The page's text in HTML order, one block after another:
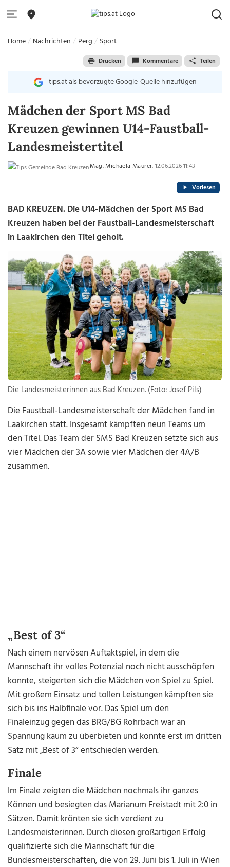
Home Nachrichten Perg Sport
Drucken Kommentare Teilen
tips.at als bevorzugte Google-Quelle hinzufügen
Mädchen der Sport MS Bad
Kreuzen gewinnen U14-Faustball-
Landesmeistertitel
Mag. Michaela Maurer, 12.06.2026 11:43
Vorlesen
BAD KREUZEN. Die U14-Mädchen der Sport MS Bad
Kreuzen haben bei der Faustball-Landesmeisterschaft
in Laakirchen den Titel geholt.
Die Landesmeisterinnen aus Bad Kreuzen. (Foto: Josef Pils)
Die Faustball-Landesmeisterschaft der Mädchen fand in
Laakirchen statt. Insgesamt kämpften neun Teams um
den Titel. Das Team der SMS Bad Kreuzen setzte sich aus
vier Mädchen der 3A sowie vier Mädchen der 4A/B
zusammen.
„Best of 3“
Nach einem nervösen Auftaktspiel, in dem die
Mannschaft ihr volles Potenzial noch nicht ausschöpfen
konnte, steigerten sich die Mädchen von Spiel zu Spiel.
Mit großem Einsatz und tollen Leistungen kämpften sie
sich bis ins Halbfinale vor. Das Spiel um den
Finaleinzug gegen das BRG/BG Rohrbach war an
Spannung kaum zu überbieten und konnte erst im dritten
Satz mit „Best of 3“ entschieden werden.
Finale
Im Finale zeigten die Mädchen nochmals ihr ganzes
Können und besiegten das Marianum Freistadt mit 2:0 in
Sätzen. Damit krönten sie sich verdient zu
Landesmeisterinnen. Durch diesen großartigen Erfolg
qualifizierte sich die Mannschaft für die
Bundesmeisterschaften, die von 29. Juni bis 1. Juli in Wien